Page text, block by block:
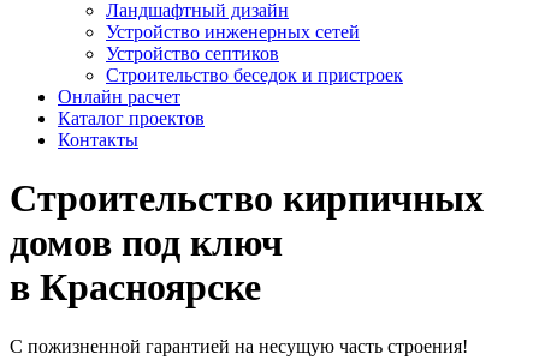
Ландшафтный дизайн
Устройство инженерных сетей
Устройство септиков
Строительство беседок и пристроек
Онлайн расчет
Каталог проектов
Контакты
Строительство кирпичных
домов под ключ
в Красноярске
С пожизненной гарантией на несущую часть строения!